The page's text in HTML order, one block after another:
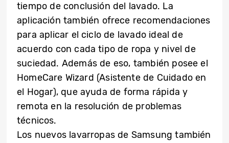
tiempo de conclusión del lavado. La
aplicación también ofrece recomendaciones
para aplicar el ciclo de lavado ideal de
acuerdo con cada tipo de ropa y nivel de
suciedad. Además de eso, también posee el
HomeCare Wizard (Asistente de Cuidado en
el Hogar), que ayuda de forma rápida y
remota en la resolución de problemas
técnicos.
Los nuevos lavarropas de Samsung también